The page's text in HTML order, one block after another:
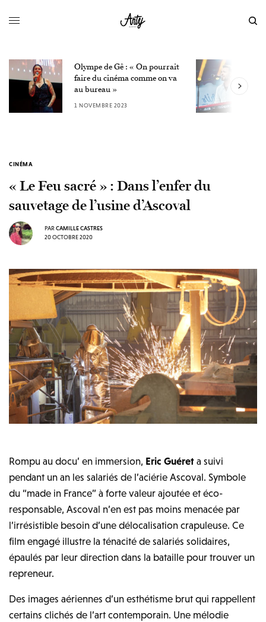
Olympe de Gê : « On pourrait
faire du cinéma comme on va
au bureau »
1 NOVEMBRE 2023
CINÉMA
« Le Feu sacré » : Dans l’enfer du
sauvetage de l’usine d’Ascoval
PARCAMILLE CASTRES
20 OCTOBRE 2020
Rompu au docu’ en immersion, Eric Guéret a suivi
pendant un an les salariés de l’aciérie Ascoval. Symbole
du “made in France” à forte valeur ajoutée et éco-
responsable, Ascoval n’en est pas moins menacée par
l’irrésistible besoin d’une délocalisation crapuleuse. Ce
film engagé illustre la ténacité de salariés solidaires,
épaulés par leur direction dans la bataille pour trouver un
repreneur.
Des images aériennes d’un esthétisme brut qui rappellent
certains clichés de l’art contemporain. Une mélodie